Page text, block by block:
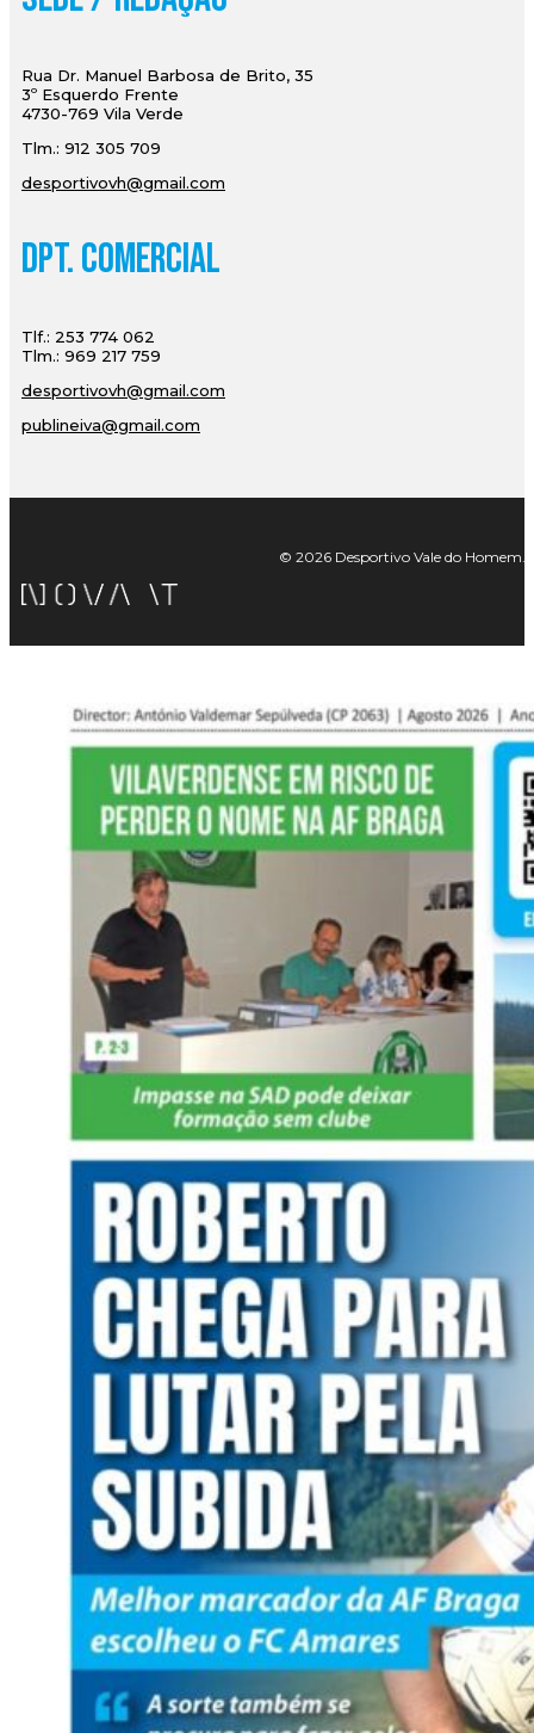
Rua Dr. Manuel Barbosa de Brito, 35
3º Esquerdo Frente
4730-769 Vila Verde
Tlm.: 912 305 709
desportivovh@gmail.com
Dpt. Comercial
Tlf.: 253 774 062
Tlm.: 969 217 759
desportivovh@gmail.com
publineiva@gmail.com
© 2026 Desportivo Vale do Homem.